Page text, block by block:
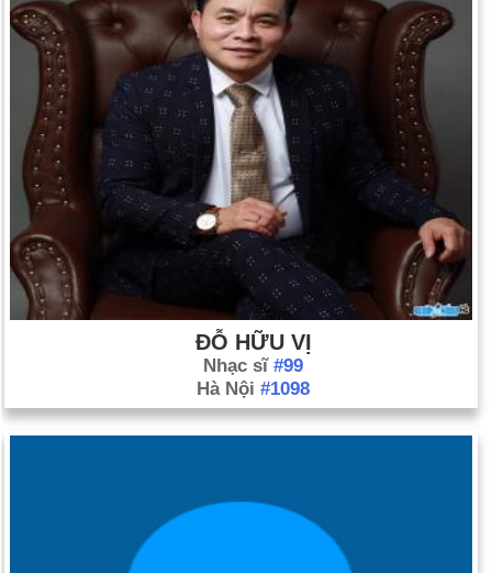
ĐỖ HỮU VỊ
Nhạc sĩ #99
Hà Nội #1098